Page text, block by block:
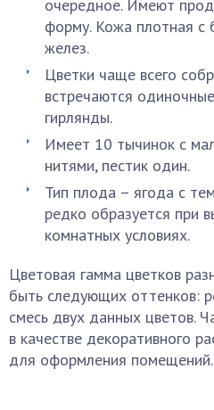
очередное. Имеют
форму. Кожа плотная с
желез.
Цветки чаще всего
встречаются
гирлянды.
Имеет 10 тычинок с
нитями, пестик один.
Тип плода – ягода с
редко образуется при
комнатных условиях.
Цветовая гамма цветков
быть следующих оттенков:
смесь двух данных цветов.
в качестве декоративного
для оформления помещений.